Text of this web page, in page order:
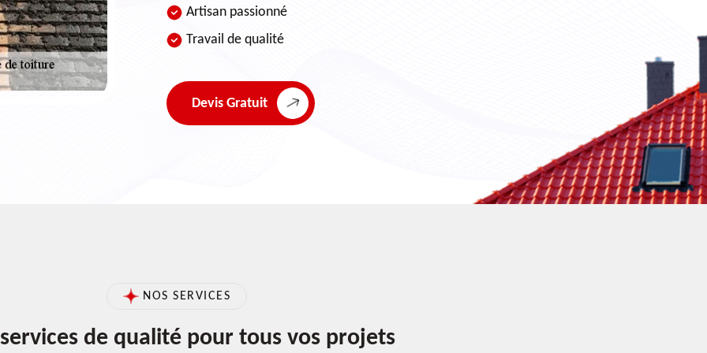
Artisan passionné
Travail de qualité
Devis Gratuit
NOS SERVICES
de qualité pour tous vos projets